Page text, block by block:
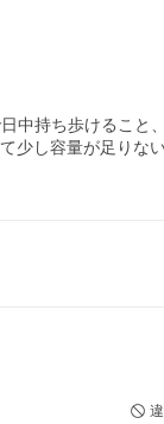
中持ち歩けること
少し容量が足りな